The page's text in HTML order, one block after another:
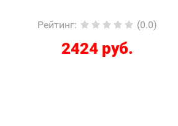
Рейтинг: (0.0)
286 руб.